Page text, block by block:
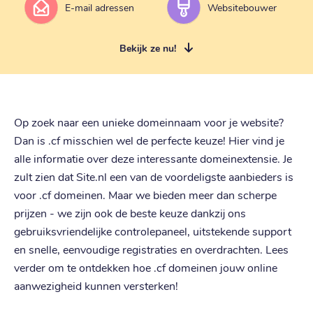
E-mail adressen Websitebouwer
Bekijk ze nu!
Op zoek naar een unieke domeinnaam voor je website?
Dan is .cf misschien wel de perfecte keuze! Hier vind je
alle informatie over deze interessante domeinextensie. Je
zult zien dat Site.nl een van de voordeligste aanbieders is
voor .cf domeinen. Maar we bieden meer dan scherpe
prijzen - we zijn ook de beste keuze dankzij ons
gebruiksvriendelijke controlepaneel, uitstekende support
en snelle, eenvoudige registraties en overdrachten. Lees
verder om te ontdekken hoe .cf domeinen jouw online
aanwezigheid kunnen versterken!